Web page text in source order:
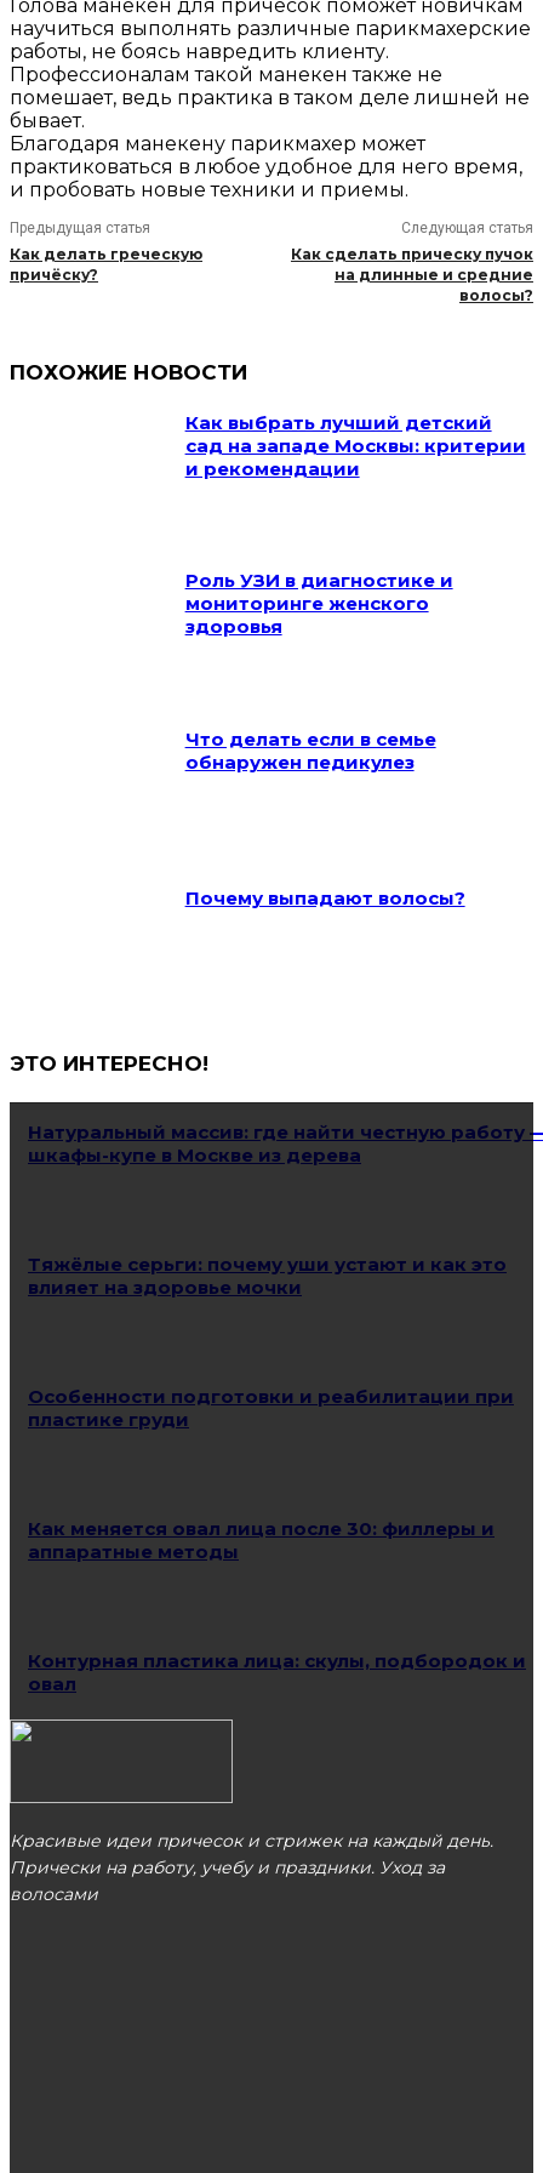
Голова манекен для причесок поможет новичкам
научиться выполнять различные парикмахерские
работы, не боясь навредить клиенту.
Профессионалам такой манекен также не
помешает, ведь практика в таком деле лишней не
бывает.
Благодаря манекену парикмахер может
практиковаться в любое удобное для него время,
и пробовать новые техники и приемы.
Предыдущая статья
Как делать греческую
причёску?
Следующая статья
Как сделать прическу пучок
на длинные и средние
волосы?
ПОХОЖИЕ НОВОСТИ
Как выбрать лучший детский
сад на западе Москвы: критерии
и рекомендации
Роль УЗИ в диагностике и
мониторинге женского
здоровья
Что делать если в семье
обнаружен педикулез
Почему выпадают волосы?
ЭТО ИНТЕРЕСНО!
Натуральный массив: где найти честную работу
шкафы-купе в Москве из дерева
Тяжёлые серьги: почему уши устают и как это
влияет на здоровье мочки
Особенности подготовки и реабилитации при
пластике груди
Как меняется овал лица после 30: филлеры и
аппаратные методы
Контурная пластика лица: скулы, подбородок и
овал
Красивые идеи причесок и стрижек на каждый день.
Прически на работу, учебу и праздники. Уход за
волосами